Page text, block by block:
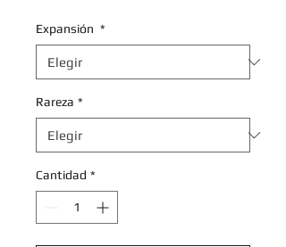
Expansión *
Rareza *
Cantidad *